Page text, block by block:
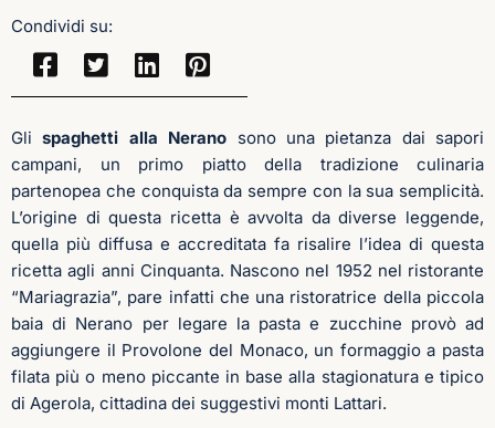
Condividi su:
Glispaghetti alla Nerano sono una pietanza dai sapori
campani, un primo piatto della tradizione culinaria
partenopea che conquista da sempre con la sua semplicità.
L’origine di questa ricetta è avvolta da diverse leggende,
quella più diffusa e accreditata fa risalire l’idea di questa
ricetta agli anni Cinquanta. Nascono nel 1952 nel ristorante
“Mariagrazia”, pare infatti che una ristoratrice della piccola
baia di Nerano per legare la pasta e zucchine provò ad
aggiungere il Provolone del Monaco, un formaggio a pasta
filata più o meno piccante in base alla stagionatura e tipico
di Agerola, cittadina dei suggestivi monti Lattari.